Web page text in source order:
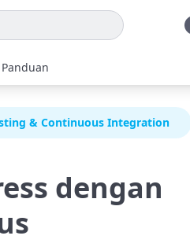
Panduan
& Continuous Integration
dengan